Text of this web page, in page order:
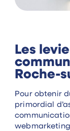
Les
Roche-
Pour obtenir
primordial